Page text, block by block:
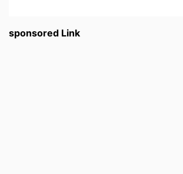
sponsored Link